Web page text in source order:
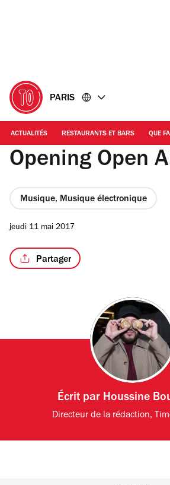
PARIS
ACTUALITÉS RESTAURANTS ET BARS QUE
Opening Open
Musique, Musique électronique
jeudi 11 mai 2017
Partager
Écrit par Houssine
Directeur de la rédaction,